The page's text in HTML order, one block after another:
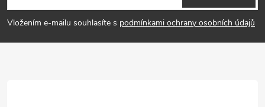
pVložením e-mailu souhlasíte s podmínkami ochrany osobních údajů